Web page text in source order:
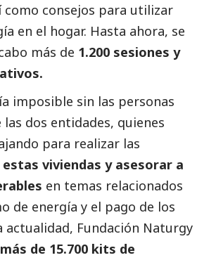
como consejos para utilizar
en el hogar. Hasta ahora, se
más de 1.200 sesiones y
imposible sin las personas
dos entidades, quienes
para realizar las
viviendas y asesorar a
en temas relacionados
de energía y el pago de los
actualidad, Fundación Naturgy
más de 15.700 kits de